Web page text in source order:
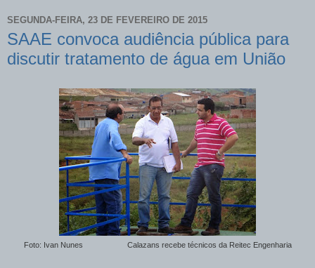
SEGUNDA-FEIRA, 23 DE FEVEREIRO DE 2015
SAAE convoca audiência pública para
discutir tratamento de água em União
Foto: Ivan Nunes Calazans recebe técnicos da Reitec Engenharia